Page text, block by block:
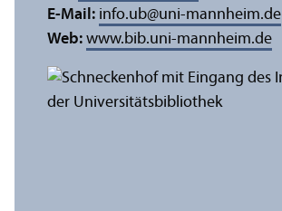
E-Mail: info.ub@uni-mannheim.de
Web: www.bib.uni-mannheim.de